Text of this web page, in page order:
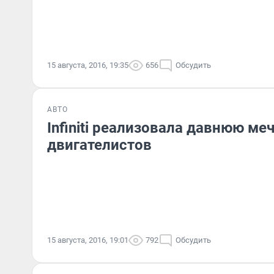
15 августа, 2016, 19:35 656 Обсудить
АВТО
Infiniti реализовала давнюю
двигателистов
15 августа, 2016, 19:01 792 Обсудить